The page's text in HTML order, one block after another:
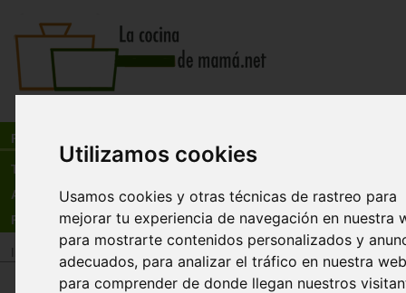
Utilizamos cookies
Usamos cookies y otras técnicas de rastreo para
mejorar tu experiencia de navegación en nuestra
para mostrarte contenidos personalizados y
adecuados, para analizar el tráfico en nuestra
para comprender de donde llegan nuestros
Recetas
Tienda
Actualidad
Registro
Recetas Sopas y cremas